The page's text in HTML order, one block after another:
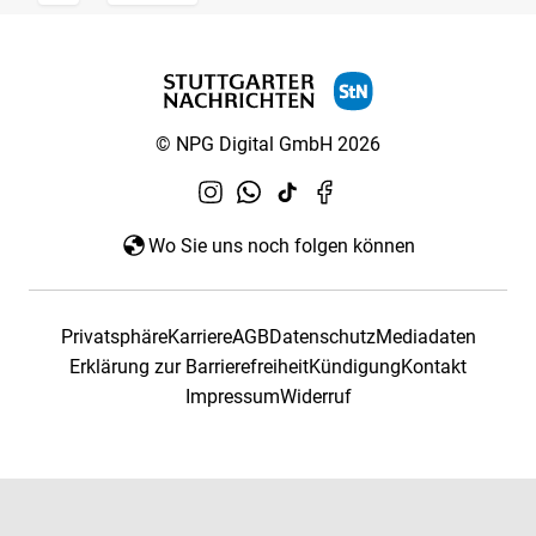
© NPG Digital GmbH 2026
Wo Sie uns noch folgen können
PrivatsphäreKarriereAGBDatenschutzMediadaten
Erklärung zur BarrierefreiheitKündigungKontakt
ImpressumWiderruf